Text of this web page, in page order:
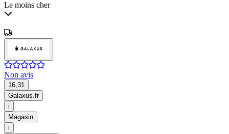
Le moins cher
Non avis
16,31
Galaxus.fr
i
Magasin
i